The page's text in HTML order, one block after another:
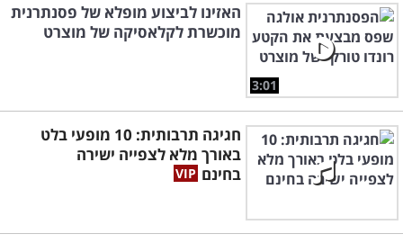
3:01
האזינו לביצוע מופלא של פסנתרנית
מוכשרת לקלאסיקה של מוצרט
חגיגה תרבותית: 10 מופעי בלט
באורך מלא לצפייה ישירה
בחינם